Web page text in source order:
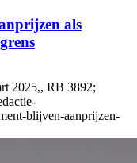
als
2025,, RB 3892;
blijven-aanprijzen-